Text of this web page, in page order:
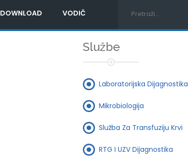
DOWNLOAD VODIČ
Službe
Laboratorijska Dijagnostika
Mikrobiologija
Služba Za Transfuziju Krvi
RTG I UZV Dijagnostika